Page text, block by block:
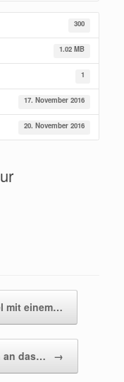
300
1.02 MB
1
17. November 2016
20. November 2016
mit einem…
an das… →